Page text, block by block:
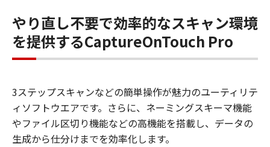
やり直し不要で効率的なスキャン環境
を提供するCaptureOnTouch Pro
3ステップスキャンなどの簡単操作が魅力のユーティリテ
ィソフトウエアです。さらに、ネーミングスキーマ機能
やファイル区切り機能などの高機能を搭載し、データの
生成から仕分けまでを効率化します。